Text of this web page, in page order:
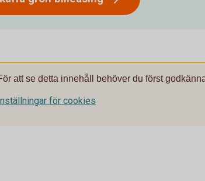
att se detta innehåll behöver du först
för cookies